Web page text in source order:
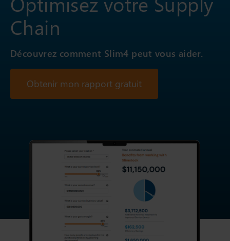
Chain
Découvrez comment Slim4 peut vous aider.
Obtenir mon rapport gratuit